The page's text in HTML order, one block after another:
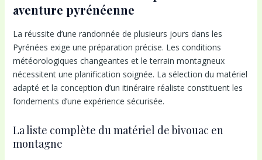
aventure pyrénéenne
La réussite d’une randonnée de plusieurs jours dans les
Pyrénées exige une préparation précise. Les conditions
météorologiques changeantes et le terrain montagneux
nécessitent une planification soignée. La sélection du matériel
adapté et la conception d’un itinéraire réaliste constituent les
fondements d’une expérience sécurisée.
La liste complète du matériel de bivouac en
montagne